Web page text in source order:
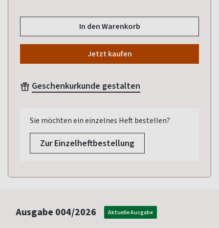
In den Warenkorb
Jetzt kaufen
Geschenkurkunde gestalten
Sie möchten ein einzelnes Heft bestellen?
Zur Einzelheftbestellung
Ausgabe 004/2026 Aktuelle Ausgabe